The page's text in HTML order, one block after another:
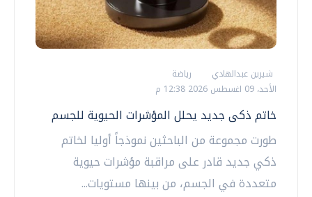
شيرين عبدالهادي
رياضة
الأحد، 09 اغسطس 2026 12:38 م
خاتم ذكى جديد يحلل المؤشرات الحيوية للجسم
طورت مجموعة من الباحثين نموذجاً أوليا لخاتم
ذكي جديد قادر على مراقبة مؤشرات حيوية
متعددة في الجسم، من بينها مستويات...